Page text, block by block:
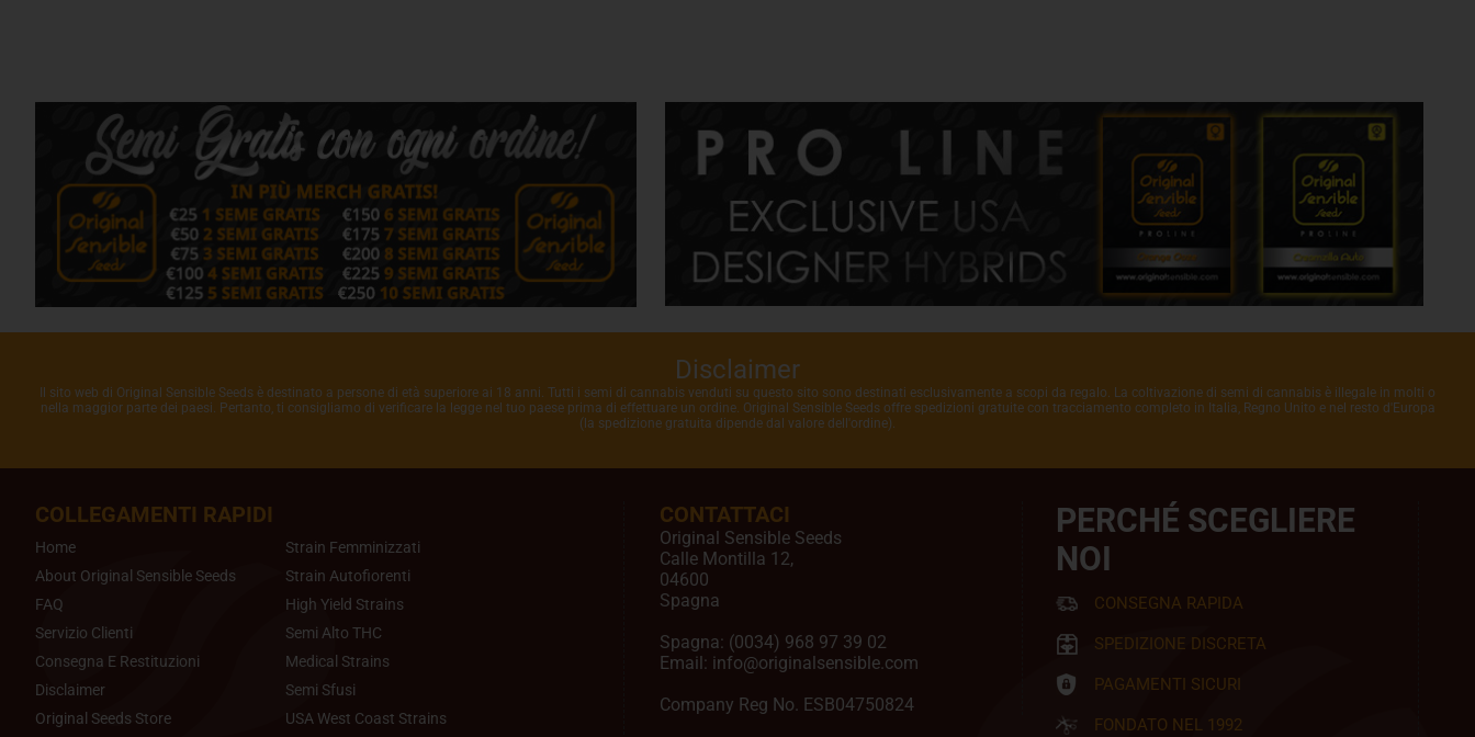
Disclaimer
Il sito web di Original Sensible Seeds è destinato a persone di età superiore ai 18 anni. Tutti i semi di cannabis venduti su questo sito sono destinati esclusivamente a scopi da regalo. La coltivazione di semi di cannabis è illegale in molti o
nella maggior parte dei paesi. Pertanto, ti consigliamo di verificare la legge nel tuo paese prima di effettuare un ordine. Original Sensible Seeds offre spedizioni gratuite con tracciamento completo in Italia, Regno Unito e nel resto d'Europa
(la spedizione gratuita dipende dal valore dell'ordine).
COLLEGAMENTI RAPIDI
Home
About Original Sensible Seeds
FAQ
Servizio Clienti
Consegna E Restituzioni
Disclaimer
Original Seeds Store
Strain Femminizzati
Strain Autofiorenti
High Yield Strains
Semi Alto THC
Medical Strains
Semi Sfusi
USA West Coast Strains
CONTATTACI
Original Sensible Seeds
Calle Montilla 12,
04600
Spagna
Spagna: (0034) 968 97 39 02
Email: info@originalsensible.com
Company Reg No. ESB04750824
PERCHÉ SCEGLIERE
NOI
CONSEGNA RAPIDA
SPEDIZIONE DISCRETA
PAGAMENTI SICURI
FONDATO NEL 1992